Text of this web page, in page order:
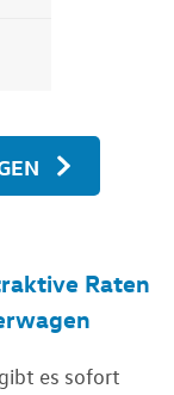
Raten
es sofort